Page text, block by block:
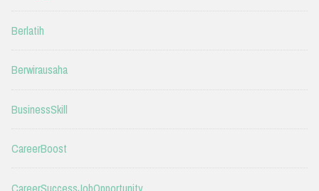
Berlatih
Berwirausaha
BusinessSkill
CareerBoost
CareerSuccessJobOpportunity